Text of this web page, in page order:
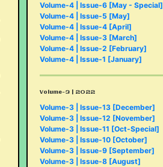
Volume-4 | Issue-6 [May - Special]
Volume-4 | Issue-5 [May]
Volume-4 | Issue-4 [April]
Volume-4 | Issue-3 [March]
Volume-4 | Issue-2 [February]
Volume-4 | Issue-1 [January]
Volume-3 | 2022
Volume-3 | Issue-13 [December]
Volume-3 | Issue-12 [November]
Volume-3 | Issue-11 [Oct-Special]
Volume-3 | Issue-10 [October]
Volume-3 | Issue-9 [September]
Volume-3 | Issue-8 [August]